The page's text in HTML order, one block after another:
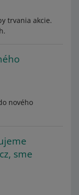
trvania akcie.
nového
sme